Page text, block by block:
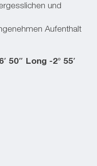
und
Aufenthalt
50″ Long -2° 55′